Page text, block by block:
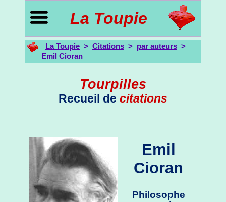
La Toupie
La Toupie > Citations > par auteurs >
Emil Cioran
Tourpilles
Recueil de citations
Emil
Cioran
Philosophe